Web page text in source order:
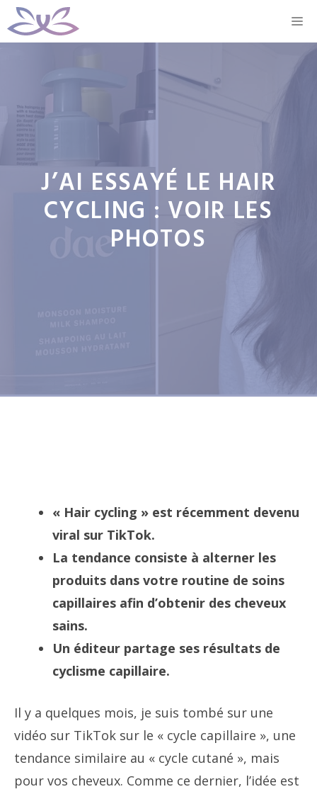
Aller
au
J’AI ESSAYÉ LE HAIR
CYCLING : VOIR LES
PHOTOS
« Hair cycling » est récemment devenu
viral sur TikTok.
La tendance consiste à alterner les
produits dans votre routine de soins
capillaires afin d’obtenir des cheveux
sains.
Un éditeur partage ses résultats de
cyclisme capillaire.
Il y a quelques mois, je suis tombé sur une
vidéo sur TikTok sur le « cycle capillaire », une
tendance similaire au « cycle cutané », mais
pour vos cheveux. Comme ce dernier, l’idée est